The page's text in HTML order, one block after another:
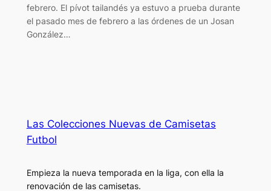
febrero. El pívot tailandés ya estuvo a prueba durante
el pasado mes de febrero a las órdenes de un Josan
González…
Las Colecciones Nuevas de Camisetas
Futbol
Empieza la nueva temporada en la liga, con ella la
renovación de las camisetas.